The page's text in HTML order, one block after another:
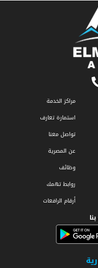
مراكز الخدمة
استمارة تعارف
تواصل معنا
عن المصرية
وظائف
روابط تهمك
أرقام الرافعات